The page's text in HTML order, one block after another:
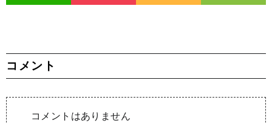
コメント
コメントはありません